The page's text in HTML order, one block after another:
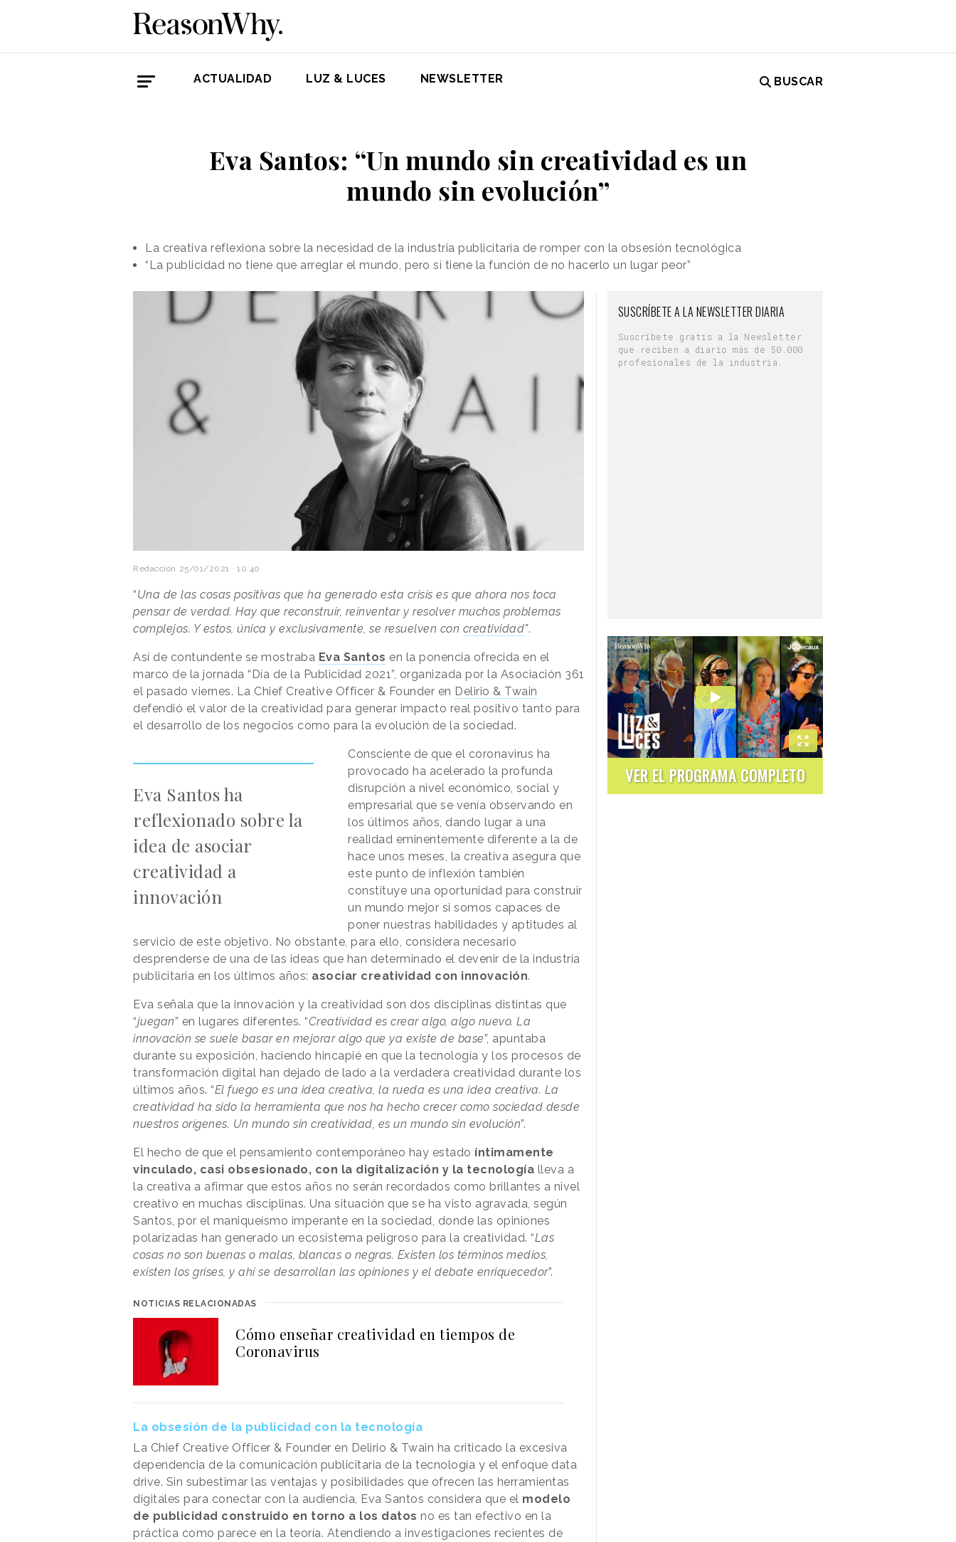
ACTUALIDAD LUZ & LUCES NEWSLETTER BUSCAR
Eva Santos: “Un mundo sin creatividad es un
mundo sin evolución”
La creativa reflexiona sobre la necesidad de la industria publicitaria de romper con la obsesión tecnológica
“La publicidad no tiene que arreglar el mundo, pero sí tiene la función de no hacerlo un lugar peor”
Redacción 25/01/2021 · 10:40
“Una de las cosas positivas que ha generado esta crisis es que ahora nos toca
pensar de verdad. Hay que reconstruir, reinventar y resolver muchos problemas
complejos. Y estos, única y exclusivamente, se resuelven con creatividad”.
Así de contundente se mostraba Eva Santos en la ponencia ofrecida en el
marco de la jornada “Día de la Publicidad 2021”, organizada por la Asociación 361
el pasado viernes. La Chief Creative Officer & Founder en Delirio & Twain
defendió el valor de la creatividad para generar impacto real positivo tanto para
el desarrollo de los negocios como para la evolución de la sociedad.
Eva Santos ha
reflexionado sobre la
idea de asociar
creatividad a
innovación
Consciente de que el coronavirus ha
provocado ha acelerado la profunda
disrupción a nivel económico, social y
empresarial que se venía observando en
los últimos años, dando lugar a una
realidad eminentemente diferente a la de
hace unos meses, la creativa asegura que
este punto de inflexión también
constituye una oportunidad para construir
un mundo mejor si somos capaces de
poner nuestras habilidades y aptitudes al
servicio de este objetivo. No obstante, para ello, considera necesario
desprenderse de una de las ideas que han determinado el devenir de la industria
publicitaria en los últimos años: asociar creatividad con innovación.
Eva señala que la innovación y la creatividad son dos disciplinas distintas que
“juegan” en lugares diferentes. “Creatividad es crear algo, algo nuevo. La
innovación se suele basar en mejorar algo que ya existe de base”, apuntaba
durante su exposición, haciendo hincapié en que la tecnología y los procesos de
transformación digital han dejado de lado a la verdadera creatividad durante los
últimos años. “El fuego es una idea creativa, la rueda es una idea creativa. La
creatividad ha sido la herramienta que nos ha hecho crecer como sociedad desde
nuestros orígenes. Un mundo sin creatividad, es un mundo sin evolución”.
El hecho de que el pensamiento contemporáneo hay estado íntimamente
vinculado, casi obsesionado, con la digitalización y la tecnología lleva a
la creativa a afirmar que estos años no serán recordados como brillantes a nivel
creativo en muchas disciplinas. Una situación que se ha visto agravada, según
Santos, por el maniqueísmo imperante en la sociedad, donde las opiniones
polarizadas han generado un ecosistema peligroso para la creatividad. “Las
cosas no son buenas o malas, blancas o negras. Existen los términos medios,
existen los grises, y ahí se desarrollan las opiniones y el debate enriquecedor”.
NOTICIAS RELACIONADAS
Cómo enseñar creatividad en tiempos de
Coronavirus
La obsesión de la publicidad con la tecnología
La Chief Creative Officer & Founder en Delirio & Twain ha criticado la excesiva
dependencia de la comunicación publicitaria de la tecnología y el enfoque data
drive. Sin subestimar las ventajas y posibilidades que ofrecen las herramientas
digitales para conectar con la audiencia, Eva Santos considera que el modelo
de publicidad construido en torno a los datos no es tan efectivo en la
práctica como parece en la teoría. Atendiendo a investigaciones recientes de
SUSCRÍBETE A LA NEWSLETTER DIARIA
Suscríbete gratis a la Newsletter
que reciben a diario más de 50.000
profesionales de la industria.
VER EL PROGRAMA COMPLETO